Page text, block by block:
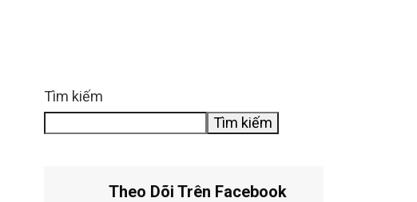
Tìm kiếm
Tìm kiếm
Theo Dõi Trên Facebook